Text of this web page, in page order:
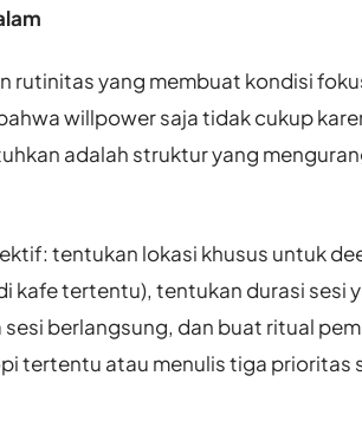
rutinitas yang membuat kondisi
willpower saja tidak cukup
adalah struktur yang
tentukan lokasi khusus untuk
kafe tertentu), tentukan durasi sesi
berlangsung, dan buat ritual
tertentu atau menulis tiga prioritas